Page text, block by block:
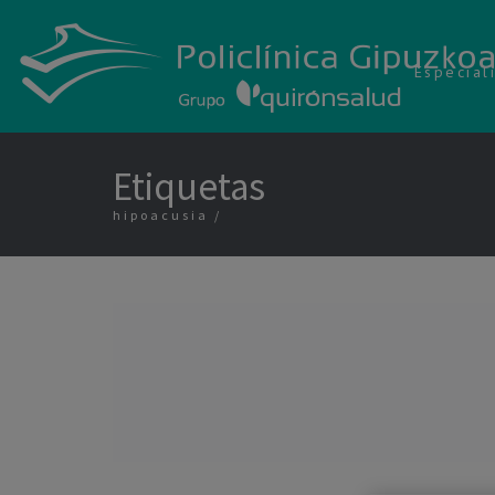
Etiquetas
hipoacusia